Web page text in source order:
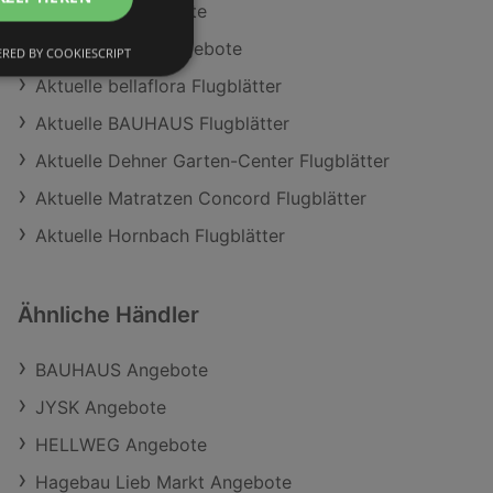
HELLWEG Angebote
hagebaumarkt Angebote
Aktuelle bellaflora Flugblätter
Aktuelle BAUHAUS Flugblätter
Aktuelle Dehner Garten-Center Flugblätter
Aktuelle Matratzen Concord Flugblätter
Aktuelle Hornbach Flugblätter
Ähnliche Händler
BAUHAUS Angebote
JYSK Angebote
HELLWEG Angebote
Hagebau Lieb Markt Angebote
BY COOKIESCRIPT